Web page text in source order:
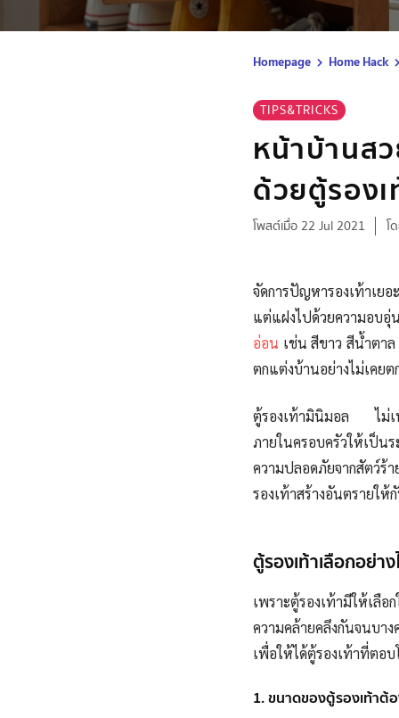
Homepage Home Hack
TIPS&TRICKS
หน้าบ้านส
ด้วยตู้รอง
โพสต์เมื่อ 22 Jul 2021 โ
จัดการปัญหารองเท้าเย
แต่แฝงไปด้วยความอบ
อ่อน เช่น สีขาว สีน้ำตา
ตกแต่งบ้านอย่างไม่เคย
ตู้รองเท้ามินิมอล ไม่เพี
ภายในครอบครัวให้เป็น
ความปลอดภัยจากสัตว์ร้
รองเท้าสร้างอันตรายใ
ตู้รองเท้าเลือกอย่า
เพราะตู้รองเท้ามีให้เ
ความคล้ายคลึงกันจนบาง
เพื่อให้ได้ตู้รองเท้าที่ตอ
1. ขนาดของตู้รองเท้า